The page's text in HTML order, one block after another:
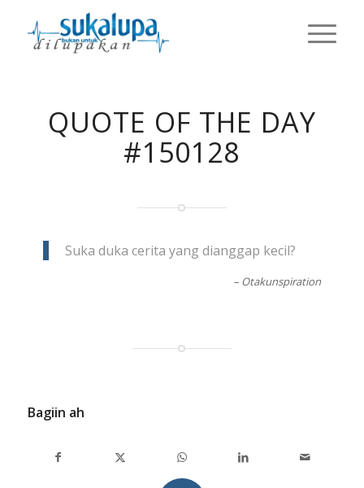
QUOTE OF THE DAY
#150128
Suka duka cerita yang dianggap kecil?
– Otakunspiration
Bagiin ah